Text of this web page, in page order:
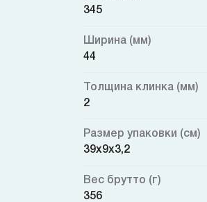
345
Ширина (мм)
44
Толщина клинка (мм)
2
Размер упаковки (см)
39х9х3,2
Вес брутто (г)
356